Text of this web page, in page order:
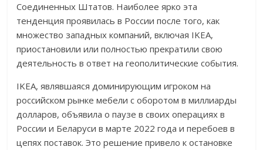
Соединенных Штатов. Наиболее ярко эта
тенденция проявилась в России после того, как
множество западных компаний, включая IKEA,
приостановили или полностью прекратили свою
деятельность в ответ на геополитические события.
IKEA, являвшаяся доминирующим игроком на
российском рынке мебели с оборотом в миллиарды
долларов, объявила о паузе в своих операциях в
России и Беларуси в марте 2022 года и перебоев в
цепях поставок. Это решение привело к остановке